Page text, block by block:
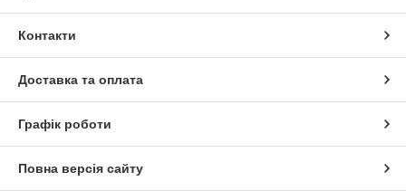
Контакти
Доставка та оплата
Графік роботи
Повна версія сайту